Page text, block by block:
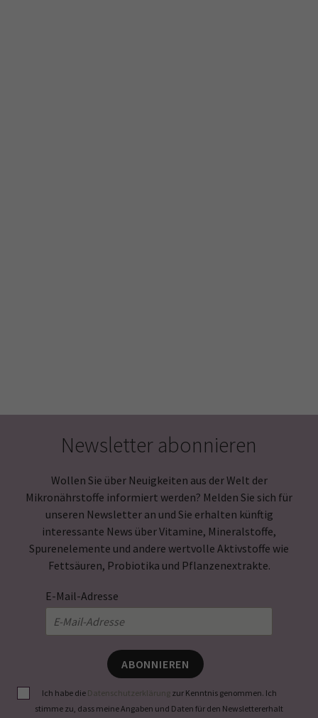
Newsletter abonnieren
Wollen Sie über Neuigkeiten aus der Welt der
Mikronährstoffe informiert werden? Melden Sie sich für
unseren Newsletter an und Sie erhalten künftig
interessante News über Vitamine, Mineralstoffe,
Spurenelemente und andere wertvolle Aktivstoffe wie
Fettsäuren, Probiotika und Pflanzenextrakte.
E-Mail-Adresse
ABONNIEREN
Ich habe die Datenschutzerklärung zur Kenntnis genommen. Ich
stimme zu, dass meine Angaben und Daten für den Newslettererhalt